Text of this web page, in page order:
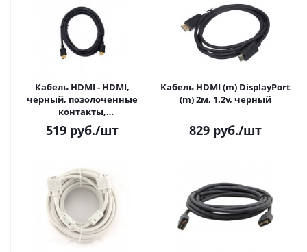
Кабель HDMI - HDMI,
черный, позолоченные
контакты,
экранированный, 4,5м. v2.0
(CC-HDMI4-15)
519 руб./шт
Кабель HDMI (m) DisplayPort
(m) 2м, 1.2v, черный
829 руб./шт